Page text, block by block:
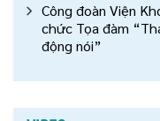
Công đoàn Viện
chức Tọa đàm
động nói”